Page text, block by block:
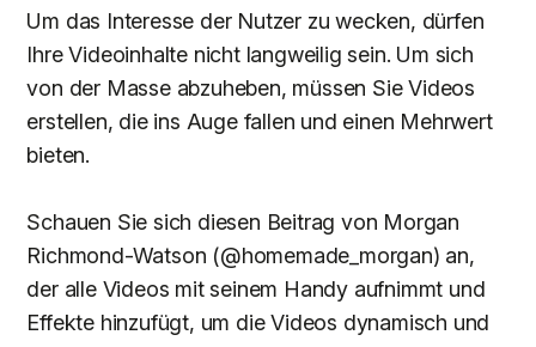
Um das Interesse der Nutzer zu wecken, dürfen
Ihre Videoinhalte nicht langweilig sein. Um sich
von der Masse abzuheben, müssen Sie Videos
erstellen, die ins Auge fallen und einen Mehrwert
bieten.
Schauen Sie sich diesen Beitrag von Morgan
Richmond-Watson (@homemade_morgan) an,
der alle Videos mit seinem Handy aufnimmt und
Effekte hinzufügt, um die Videos dynamisch und